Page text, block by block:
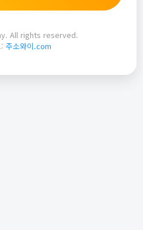
All rights reserved.
주소와이.com